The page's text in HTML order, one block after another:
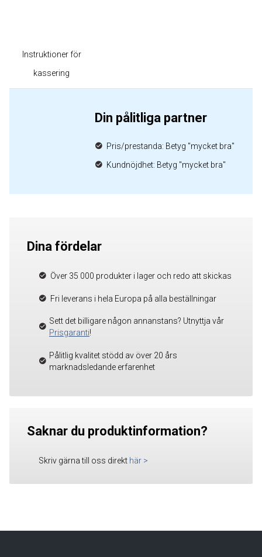
Instruktioner för
kassering
Din pålitliga partner
Pris/prestanda: Betyg "mycket bra"
Kundnöjdhet: Betyg "mycket bra"
Dina fördelar
Över 35 000 produkter i lager och redo att skickas
Fri leverans i hela Europa på alla beställningar
Sett det billigare någon annanstans? Utnyttja vår
Prisgaranti!
Pålitlig kvalitet stödd av över 20 års
marknadsledande erfarenhet
Saknar du produktinformation?
Skriv gärna till oss direkt här >